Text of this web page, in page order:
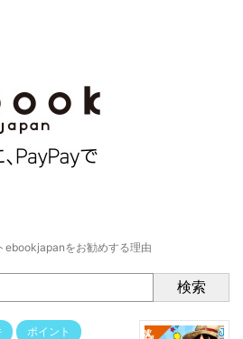
ebookjapanをお勧めする理由
検索
ポイント